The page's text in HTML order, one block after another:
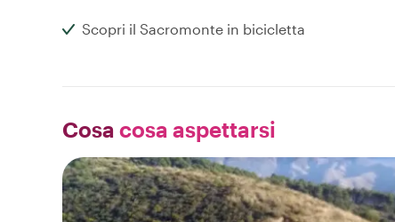
Scopri il Sacromonte in bicicletta
Cosa cosa aspettarsi